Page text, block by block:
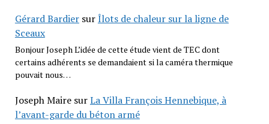
Gérard BardiersurÎlots de chaleur sur la ligne de
Sceaux
Bonjour Joseph L’idée de cette étude vient de TEC dont
certains adhérents se demandaient si la caméra thermique
pouvait nous…
Joseph MairesurLa Villa François Hennebique, à
l’avant-garde du béton armé